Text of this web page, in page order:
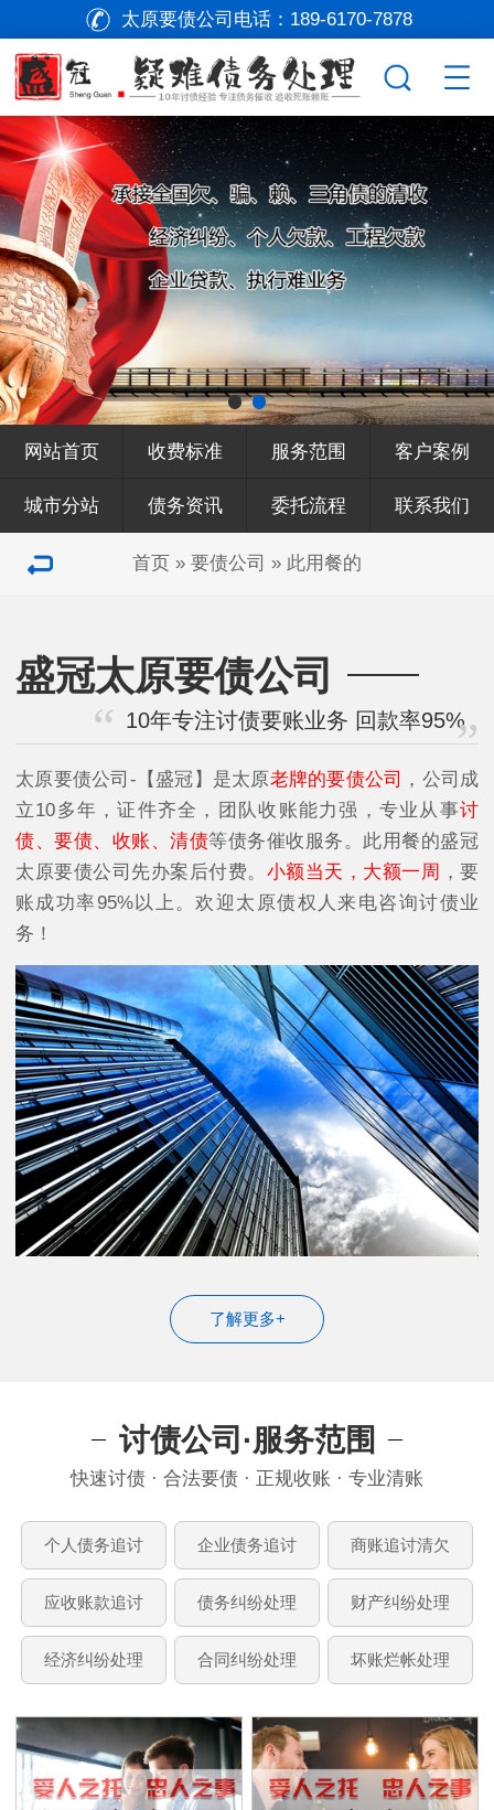
太原要债公司电话： 189-6170-7878
网站首页 收费标准 服务范围 客户案例
城市分站 债务资讯 委托流程 联系我们
首页 » 要债公司 » 此用餐的
盛冠太原要债公司
10年专注讨债要账业务 回款率95%
太原要债公司-【盛冠】是太原老牌的要债公司 ，公司成
立10多年，证件齐全，团队收账能力强，专业从事讨
债、要债、收账、清债等债务催收服务。此用餐的盛冠
太原要债公司先办案后付费。 小额当天，大额一周 ，要
账成功率95%以上。欢迎太原债权人来电咨询讨债业
务！
了解更多+
讨债公司·服务范围
快速讨债 · 合法要债 · 正规收账 · 专业清账
个人债务追讨 企业债务追讨 商账追讨清欠
应收账款追讨 债务纠纷处理 财产纠纷处理
经济纠纷处理 合同纠纷处理 坏账烂帐处理